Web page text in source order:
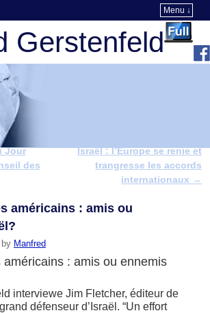
Menu ↓
Gerstenfeld
Jour
des
Israël : l’Europe se renie et
trangresse les accords
internationaux →
américains : amis ou
by Manfred
américains : amis ou ennemis
interviewe Jim Fletcher, éditeur de
défenseur d’Israël. “Un effort